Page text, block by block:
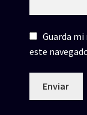
Guarda
este